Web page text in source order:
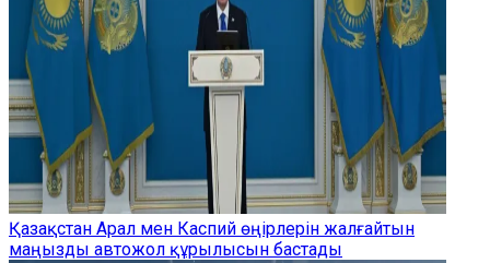
Қазақстан Арал мен Каспий өңірлерін жалғайтын
маңызды автожол құрылысын бастады